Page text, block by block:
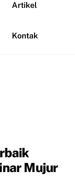
Artikel
Kontak
Mujur